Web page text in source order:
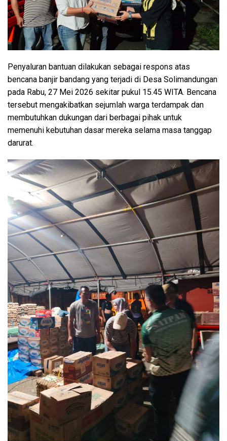
Penyaluran bantuan dilakukan sebagai respons atas
bencana banjir bandang yang terjadi di Desa Solimandungan
pada Rabu, 27 Mei 2026 sekitar pukul 15.45 WITA. Bencana
tersebut mengakibatkan sejumlah warga terdampak dan
membutuhkan dukungan dari berbagai pihak untuk
memenuhi kebutuhan dasar mereka selama masa tanggap
darurat.